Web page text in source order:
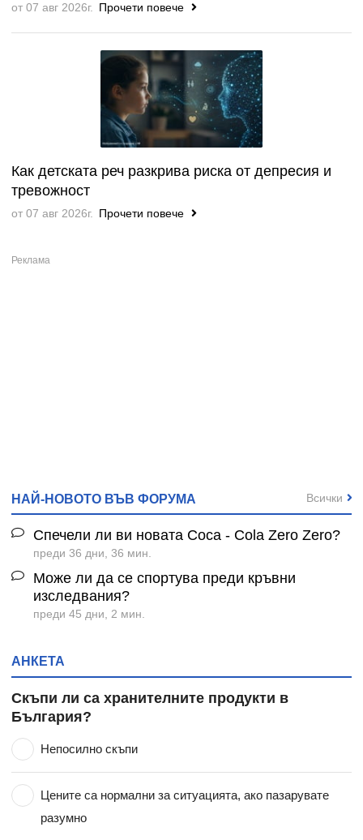
от 07 авг 2026г. Прочети повече
Как детската реч разкрива риска от депресия и
тревожност
от 07 авг 2026г. Прочети повече
НАЙ-НОВОТО ВЪВ ФОРУМА
Спечели ли ви новата Coca - Cola Zero Zero?
преди 36 дни, 36 мин.
Може ли да се спортува преди кръвни
изследвания?
преди 45 дни, 2 мин.
Всички
АНКЕТА
Скъпи ли са хранителните продукти в
България?
Непосилно скъпи
Цените са нормални за ситуацията, ако пазарувате
разумно